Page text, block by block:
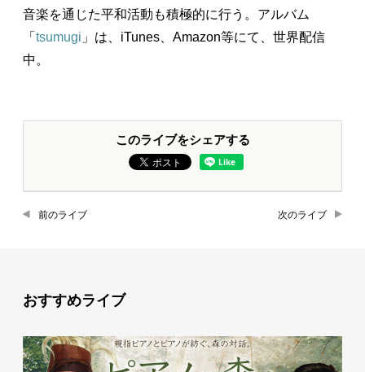
音楽を通じた平和活動も積極的に行う。アルバム
「 tsumugi 」は、iTunes、Amazon等にて、世界配信
中。
このライブをシェアする
前のライブ 次のライブ
おすすめライブ